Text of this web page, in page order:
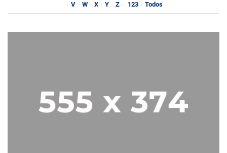
V W X Y Z 123 Todos